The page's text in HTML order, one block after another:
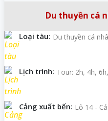
Du thuyền cá
Loại tàu: Du thuyền cá
Lịch trình: Tour: 2h, 4h,
Cảng xuất bến: Lô 14 -